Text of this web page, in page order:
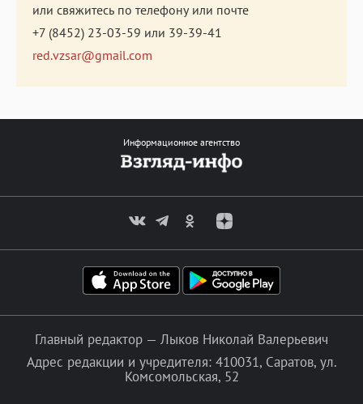
или свяжитесь по телефону или почте
+7 (8452) 23-03-59 или 39-39-41
red.vzsar@gmail.com
Информационное агентство
Главный редактор — Лыков Николай Валерьевич
Адрес редакции и учредителя: 410031, Саратов, ул.
Комсомольская, 52